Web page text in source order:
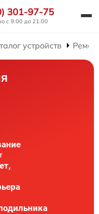
301-97-75
с 9:00 до 21:00
устройств